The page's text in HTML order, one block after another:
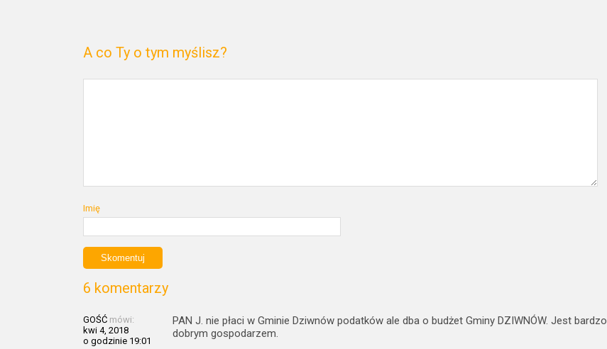
A co Ty o tym myślisz?
Imię
6 komentarzy
GOŚĆ mówi:
kwi 4, 2018
o godzinie 19:01
PAN J. nie płaci w Gminie Dziwnów podatków ale dba o budżet Gminy DZIWNÓW. Jest bardzo
dobrym gospodarzem.